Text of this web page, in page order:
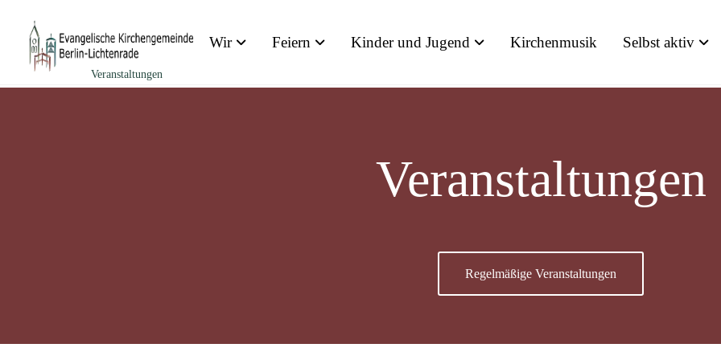
Zum Inhalt springen
Wir Feiern Kinder und Jugend Kirchenmusik Selbst aktiv
Veranstaltungen
Veranstaltungen
Regelmäßige Veranstaltungen